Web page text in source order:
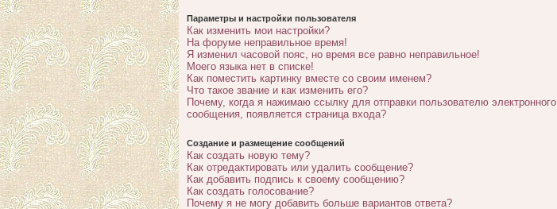
Параметры и настройки пользователя
Как изменить мои настройки?
На форуме неправильное время!
Я изменил часовой пояс, но время все равно неправильное!
Моего языка нет в списке!
Как поместить картинку вместе со своим именем?
Что такое звание и как изменить его?
Почему, когда я нажимаю ссылку для отправки пользователю электронного
сообщения, появляется страница входа?
Создание и размещение сообщений
Как создать новую тему?
Как отредактировать или удалить сообщение?
Как добавить подпись к своему сообщению?
Как создать голосование?
Почему я не могу добавить больше вариантов ответа?